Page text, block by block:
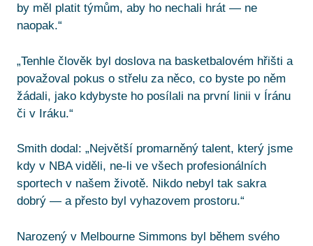
by měl platit týmům, aby ho nechali hrát — ne
naopak.“
„Tenhle člověk byl doslova na basketbalovém hřišti a
považoval pokus o střelu za něco, co byste po něm
žádali, jako kdybyste ho posílali na první linii v Íránu
či v Iráku.“
Smith dodal: „Největší promarněný talent, který jsme
kdy v NBA viděli, ne-li ve všech profesionálních
sportech v našem životě. Nikdo nebyl tak sakra
dobrý — a přesto byl vyhazovem prostoru.“
Narozený v Melbourne Simmons byl během svého